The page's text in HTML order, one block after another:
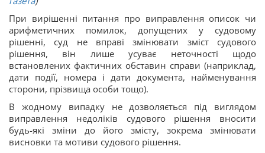
При вирішенні питання про виправлення описок чи
арифметичних помилок, допущених у судовому
рішенні, суд не вправі змінювати зміст судового
рішення, він лише усуває неточності щодо
встановлених фактичних обставин справи (наприклад,
дати події, номера і дати документа, найменування
сторони, прізвища особи тощо).
В жодному випадку не дозволяється під виглядом
виправлення недоліків судового рішення вносити
будь-які зміни до його змісту, зокрема змінювати
висновки та мотиви судового рішення.